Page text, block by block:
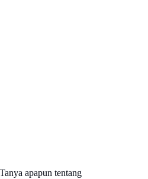
Tanya apapun tentang artikel ini...